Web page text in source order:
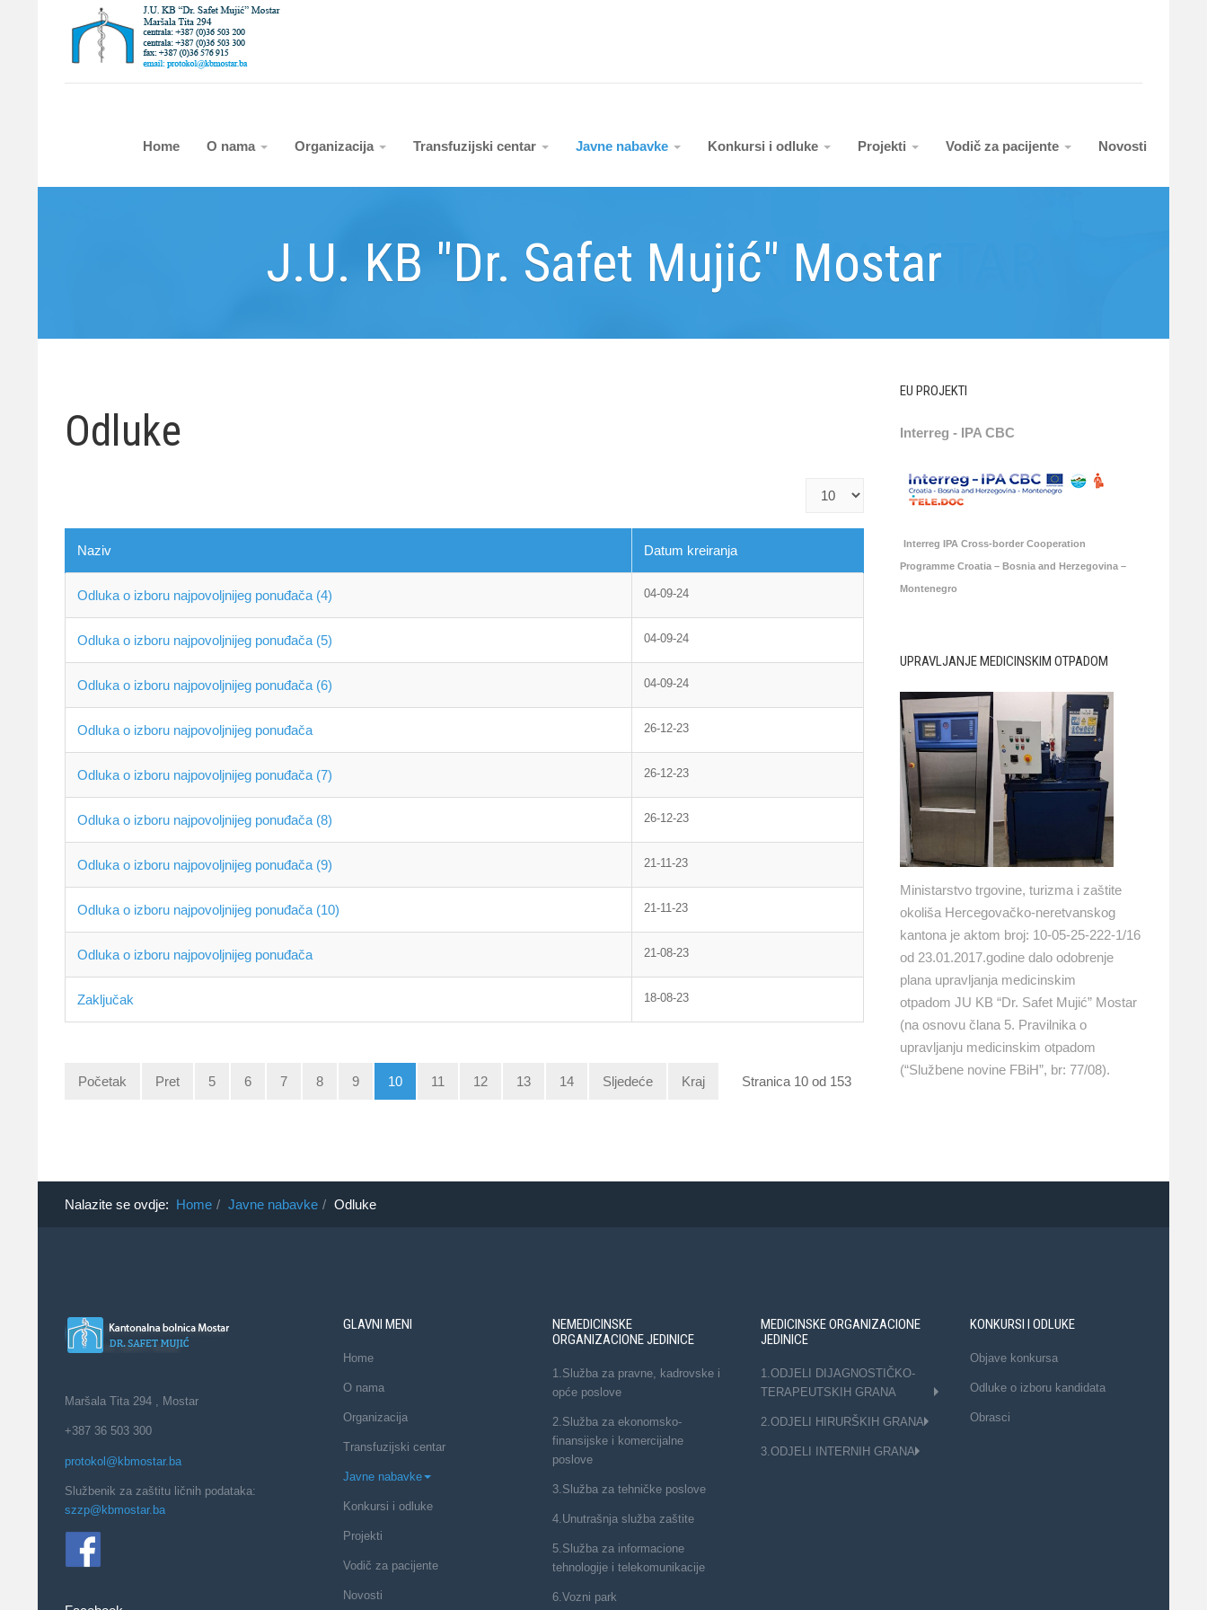
Home O nama Organizacija Transfuzijski centar Javne nabavke Konkursi i odluke Projekti Vodič za pacijente Novosti
J.U. KB "Dr. Safet Mujić" Mostar
Odluke
Prikaz
Naziv Datum kreiranja
Odluka o izboru najpovoljnijeg ponuđača (4) 04-09-24
Odluka o izboru najpovoljnijeg ponuđača (5) 04-09-24
Odluka o izboru najpovoljnijeg ponuđača (6) 04-09-24
Odluka o izboru najpovoljnijeg ponuđača 26-12-23
Odluka o izboru najpovoljnijeg ponuđača (7) 26-12-23
Odluka o izboru najpovoljnijeg ponuđača (8) 26-12-23
Odluka o izboru najpovoljnijeg ponuđača (9) 21-11-23
Odluka o izboru najpovoljnijeg ponuđača (10) 21-11-23
Odluka o izboru najpovoljnijeg ponuđača 21-08-23
Zaključak 18-08-23
Stranica 10 od 153
Početak Pret 5 6 7 8 9 10 11 12 13 14 Sljedeće Kraj
EU PROJEKTI
Interreg - IPA CBC
Interreg IPA Cross-border Cooperation
Programme Croatia – Bosnia and Herzegovina –
Montenegro
UPRAVLJANJE MEDICINSKIM OTPADOM
Ministarstvo trgovine, turizma i zaštite
okoliša Hercegovačko-neretvanskog
kantona je aktom broj: 10-05-25-222-1/16
od 23.01.2017.godine dalo odobrenje
plana upravljanja medicinskim
otpadom JU KB “Dr. Safet Mujić” Mostar
(na osnovu člana 5. Pravilnika o
upravljanju medicinskim otpadom
(“Službene novine FBiH”, br: 77/08).
Nalazite se ovdje: Home Javne nabavke Odluke
Maršala Tita 294 , Mostar
+387 36 503 300
protokol@kbmostar.ba
Službenik za zaštitu ličnih podataka:
szzp@kbmostar.ba
GLAVNI MENI
Home
O nama
Organizacija
Transfuzijski centar
Javne nabavke
Konkursi i odluke
Projekti
Vodič za pacijente
Novosti
NEMEDICINSKE
ORGANIZACIONE JEDINICE
1.Služba za pravne, kadrovske i
opće poslove
2.Služba za ekonomsko-
finansijske i komercijalne
poslove
3.Služba za tehničke poslove
4.Unutrašnja služba zaštite
5.Služba za informacione
tehnologije i telekomunikacije
6.Vozni park
MEDICINSKE ORGANIZACIONE
JEDINICE
1.ODJELI DIJAGNOSTIČKO-
TERAPEUTSKIH GRANA
2.ODJELI HIRURŠKIH GRANA
3.ODJELI INTERNIH GRANA
KONKURSI I ODLUKE
Objave konkursa
Odluke o izboru kandidata
Obrasci